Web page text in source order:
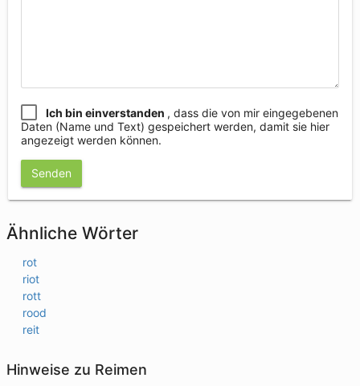
Ich bin einverstanden , dass die von mir eingegebenen
Daten (Name und Text) gespeichert werden, damit sie hier
angezeigt werden können.
Senden
Ähnliche Wörter
rot
riot
rott
rood
reit
Hinweise zu Reimen